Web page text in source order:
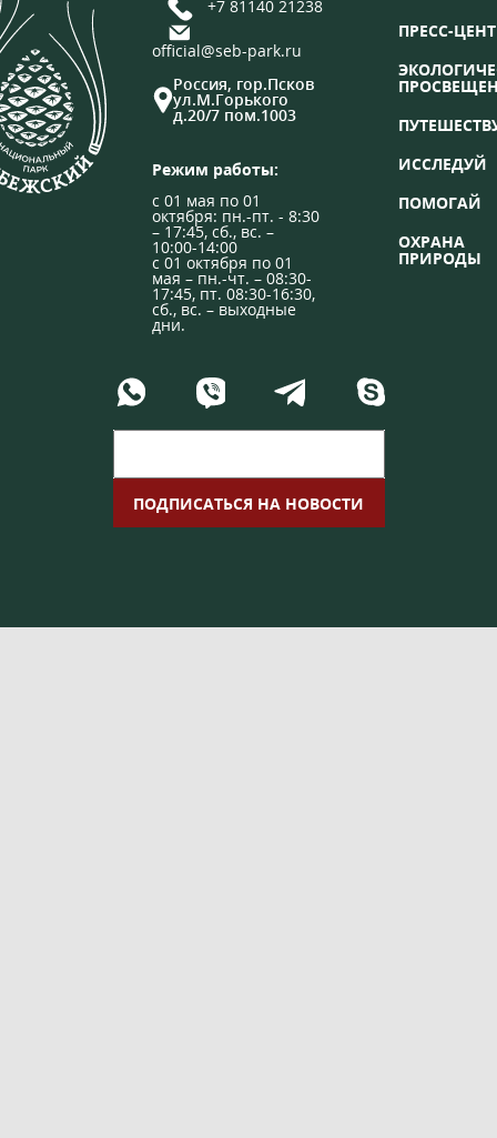
+7 81140 21238
official@seb-park.ru
Россия, гор.Псков
ул.М.Горького
д.20/7 пом.1003
Режим работы:
с 01 мая по 01
октября: пн.-пт. - 8:30
– 17:45, сб., вс. –
10:00-14:00
с 01 октября по 01
мая – пн.-чт. – 08:30-
17:45, пт. 08:30-16:30,
сб., вс. – выходные
дни.
ПРЕСС-
ИССЛЕДУЙ
ПОМОГАЙ
ОХРАНА
ПРИРОДЫ